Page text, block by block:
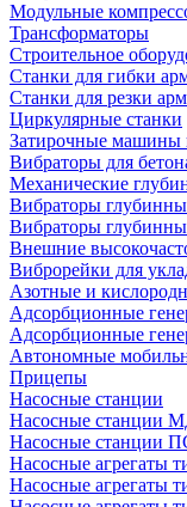
Модульные
Трансформаторы
Строительное
Станки для гибки
Станки для резки
Циркулярные станки
Затирочные машины
Вибраторы для
Механические
Вибраторы
Вибраторы
Внешние
Виброрейки для
Азотные и
Адсорбционные
Адсорбционные
Автономные
Прицепы
Насосные станции
Насосные станции
Насосные станции
Насосные агрегаты
Насосные агрегаты